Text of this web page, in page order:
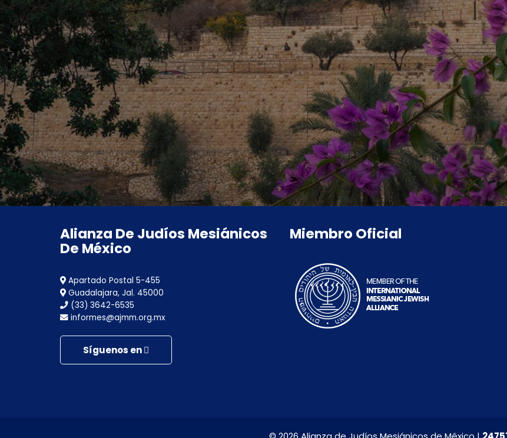
Alianza De Judíos Mesiánicos
De México
Apartado Postal 5-455
Guadalajara, Jal. 45000
(33) 3642-6535
informes@ajmm.org.mx
Síguenos en
Miembro Oficial